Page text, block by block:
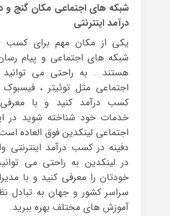
شبکه های اجتماعی مکان گنج و
درآمد اینترنتی
یکی از مکان مهم برای کسب
شبکه های اجتماعی و پیام
هستند . به راحتی می
اجتماعی مثل توئیتر ،
کسب درآمد کنید و با
خدمات خود شناخته شوید در
اجتماعی لینکدین فوق العاده
دفینه در کسب درآمد اینترنتی
در لینکدین به راحتی می
خودتان را معرفی کنید و با
سراسر کشور و جهان به تبادل
آموزش های مختلف بهره ببرید.